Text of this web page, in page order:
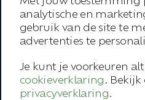
Trainingen
Inspiratie
Contact
analytische en
gebruik van de site te
advertenties te
Je kunt je voorkeuren
cookieverklaring. Bekijk
privacyverklaring.